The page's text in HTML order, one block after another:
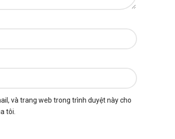
và trang web trong trình duyệt này cho
tôi.